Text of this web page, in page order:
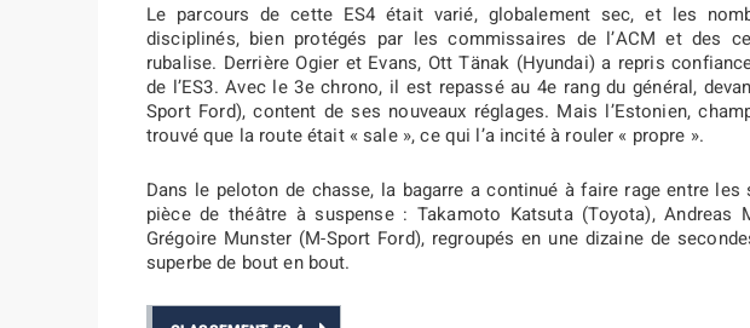
Le parcours de cette ES4 était varié, globalement sec, et les
disciplinés, bien protégés par les commissaires de l’ACM et des
rubalise. Derrière Ogier et Evans, Ott Tänak (Hyundai) a repris
de l’ES3. Avec le 3e chrono, il est repassé au 4e rang du général,
Sport Ford), content de ses nouveaux réglages. Mais l’Estonien,
trouvé que la route était « sale », ce qui l’a incité à rouler « propre ».
Dans le peloton de chasse, la bagarre a continué à faire rage entre
pièce de théâtre à suspense : Takamoto Katsuta (Toyota), Andreas
Grégoire Munster (M-Sport Ford), regroupés en une dizaine de
superbe de bout en bout.